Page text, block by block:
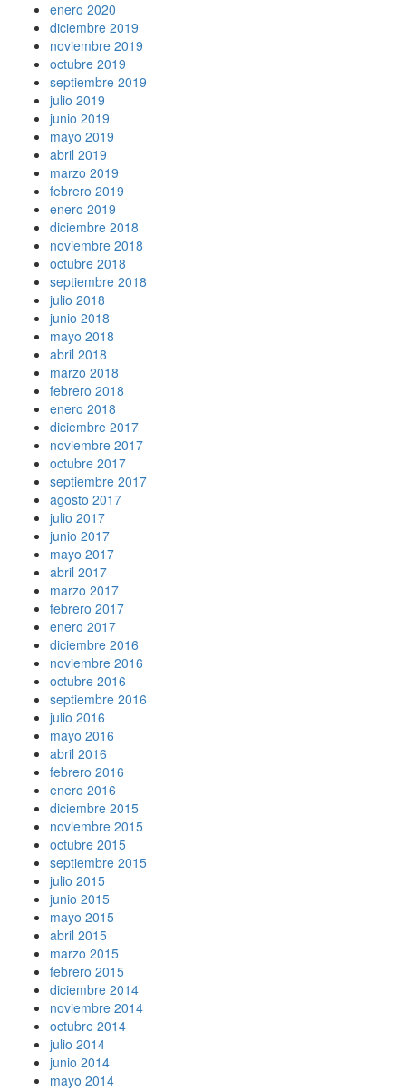
enero 2020
diciembre 2019
noviembre 2019
octubre 2019
septiembre 2019
julio 2019
junio 2019
mayo 2019
abril 2019
marzo 2019
febrero 2019
enero 2019
diciembre 2018
noviembre 2018
octubre 2018
septiembre 2018
julio 2018
junio 2018
mayo 2018
abril 2018
marzo 2018
febrero 2018
enero 2018
diciembre 2017
noviembre 2017
octubre 2017
septiembre 2017
agosto 2017
julio 2017
junio 2017
mayo 2017
abril 2017
marzo 2017
febrero 2017
enero 2017
diciembre 2016
noviembre 2016
octubre 2016
septiembre 2016
julio 2016
mayo 2016
abril 2016
febrero 2016
enero 2016
diciembre 2015
noviembre 2015
octubre 2015
septiembre 2015
julio 2015
junio 2015
mayo 2015
abril 2015
marzo 2015
febrero 2015
diciembre 2014
noviembre 2014
octubre 2014
julio 2014
junio 2014
mayo 2014